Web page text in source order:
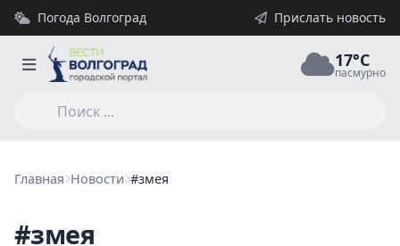
Погода Волгоград Прислать новость
17°C
пасмурно
Главная Новости #змея
#змея